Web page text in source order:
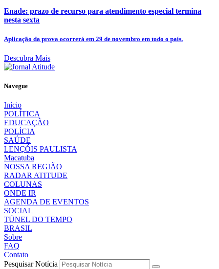
Enade: prazo de recurso para atendimento especial termina
nesta sexta
Aplicação da prova ocorrerá em 29 de novembro em todo o país.
Descubra Mais
Navegue
Início
POLÍTICA
EDUCAÇÃO
POLÍCIA
SAÚDE
LENÇÓIS PAULISTA
Macatuba
NOSSA REGIÃO
RADAR ATITUDE
COLUNAS
ONDE IR
AGENDA DE EVENTOS
SOCIAL
TÚNEL DO TEMPO
BRASIL
Sobre
FAQ
Contato
Pesquisar Notícia